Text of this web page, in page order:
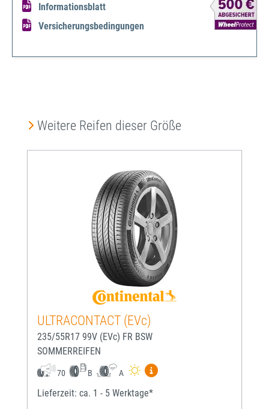
Informationsblatt
Versicherungsbedingungen
Produktgalerie überspringen
Weitere Reifen dieser Größe
ULTRACONTACT (EVc)
235/55R17 99V (EVc) FR BSW
SOMMERREIFEN
70 B A
Mehr Informationen zum
Lieferzeit: ca. 1 - 5 Werktage*